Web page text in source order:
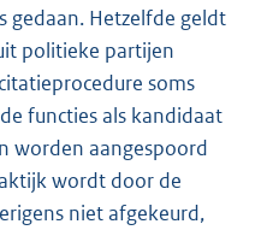
gedaan. Hetzelfde geldt
politieke partijen
soms
functies als kandidaat
worden aangespoord
wordt door de
niet afgekeurd,